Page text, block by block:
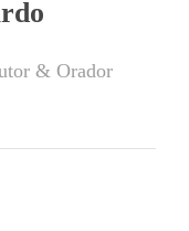
& Orador